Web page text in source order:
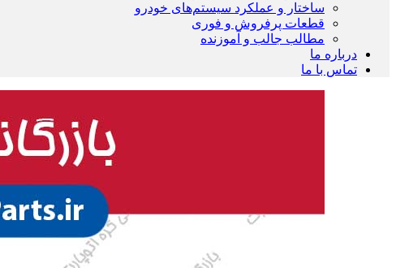
ساختار و عملکرد سیستم‌های خودرو
قطعات پرفروش و فوری
مطالب جالب و آموزنده
درباره ما
تماس با ما